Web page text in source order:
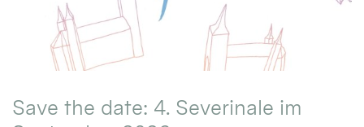
Save the date: 4. Severinale im